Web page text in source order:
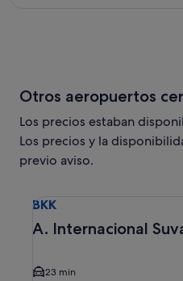
Otros aeropuertos
Los precios estaban
Los precios y la
previo aviso.
BKK
A. Internacional
23 min